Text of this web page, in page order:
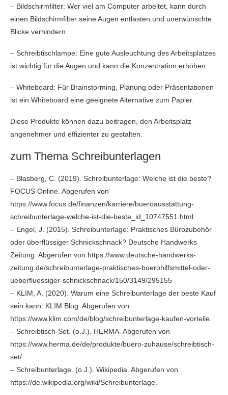
– Bildschirmfilter: Wer viel am Computer arbeitet, kann durch
einen Bildschirmfilter seine Augen entlasten und unerwünschte
Blicke verhindern.
– Schreibtischlampe: Eine gute Ausleuchtung des Arbeitsplatzes
ist wichtig für die Augen und kann die Konzentration erhöhen.
– Whiteboard: Für Brainstorming, Planung oder Präsentationen
ist ein Whiteboard eine geeignete Alternative zum Papier.
Diese Produkte können dazu beitragen, den Arbeitsplatz
angenehmer und effizienter zu gestalten.
zum Thema Schreibunterlagen
– Blasberg, C. (2019). Schreibunterlage: Welche ist die beste?
FOCUS Online. Abgerufen von
https://www.focus.de/finanzen/karriere/bueroausstattung-
schreibunterlage-welche-ist-die-beste_id_10747551.html
– Engel, J. (2015). Schreibunterlage: Praktisches Bürozubehör
oder überflüssiger Schnickschnack? Deutsche Handwerks
Zeitung. Abgerufen von https://www.deutsche-handwerks-
zeitung.de/schreibunterlage-praktisches-buerohilfsmittel-oder-
ueberfluessiger-schnickschnack/150/3149/295155
– KLIM, A. (2020). Warum eine Schreibunterlage der beste Kauf
sein kann. KLIM Blog. Abgerufen von
https://www.klim.com/de/blog/schreibunterlage-kaufen-vorteile.
– Schreibtisch-Set. (o.J.). HERMA. Abgerufen von
https://www.herma.de/de/produkte/buero-zuhause/schreibtisch-
set/.
– Schreibunterlage. (o.J.). Wikipedia. Abgerufen von
https://de.wikipedia.org/wiki/Schreibunterlage.